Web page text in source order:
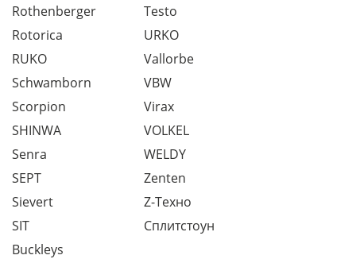
Rothenberger
Rotorica
RUKO
Schwamborn
Scorpion
SHINWA
Senra
SEPT
Sievert
SIT
Testo
URKO
Vallorbe
VBW
Virax
VOLKEL
WELDY
Zenten
Z-Техно
Сплитстоун
Buckleys